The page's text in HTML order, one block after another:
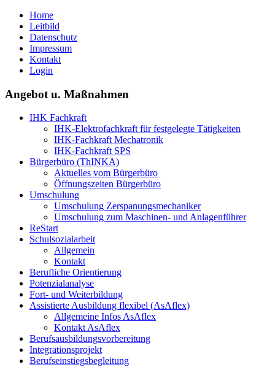
Home
Leitbild
Datenschutz
Impressum
Kontakt
Login
Angebot u. Maßnahmen
IHK Fachkraft
IHK-Elektrofachkraft für festgelegte Tätigkeiten
IHK-Fachkraft Mechatronik
IHK-Fachkraft SPS
Bürgerbüro (ThINKA)
Aktuelles vom Bürgerbüro
Öffnungszeiten Bürgerbüro
Umschulung
Umschulung Zerspanungsmechaniker
Umschulung zum Maschinen- und Anlagenführer
ReStart
Schulsozialarbeit
Allgemein
Kontakt
Berufliche Orientierung
Potenzialanalyse
Fort- und Weiterbildung
Assistierte Ausbildung flexibel (AsAflex)
Allgemeine Infos AsAflex
Kontakt AsAflex
Berufsausbildungsvorbereitung
Integrationsprojekt
Berufseinstiegsbegleitung